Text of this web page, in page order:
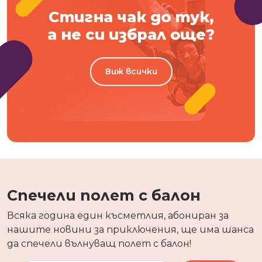
Стигна чак до тук,
а не си избрал още?
Виж всички
Спечели полет с балон
Всяка година един късметлия, абониран за
нашите новини за приключения, ще има шанса
да спечели вълнуващ полет с балон!